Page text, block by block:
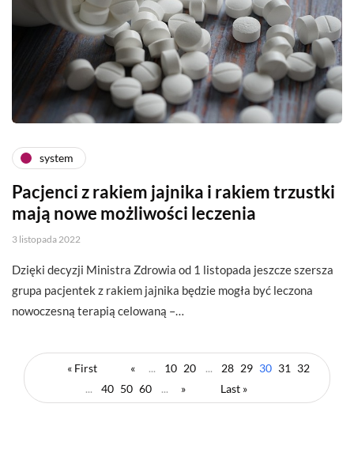
system
Pacjenci z rakiem jajnika i rakiem trzustki
mają nowe możliwości leczenia
3 listopada 2022
Dzięki decyzji Ministra Zdrowia od 1 listopada jeszcze szersza
grupa pacjentek z rakiem jajnika będzie mogła być leczona
nowoczesną terapią celowaną –…
« First « ... 10 20 ... 28 29 30 31
32
...
40 50 60 ... » Last »